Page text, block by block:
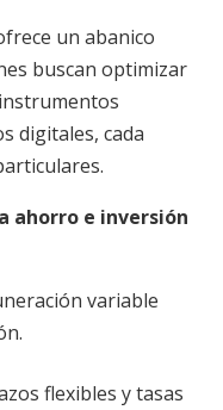
un abanico
buscan optimizar
digitales, cada
ahorro e inversión
variable
flexibles y tasas